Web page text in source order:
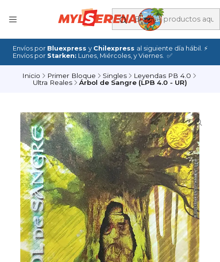
Envíos por Bluexpress y Chilexpress al siguiente día hábil. ⚡
Envíos por Starken: Lunes, Miércoles, y Viernes. ✅
Inicio Primer Bloque Singles
Leyendas PB 4.0
Ultra Reales
Árbol de Sangre (LPB 4.0 - UR)